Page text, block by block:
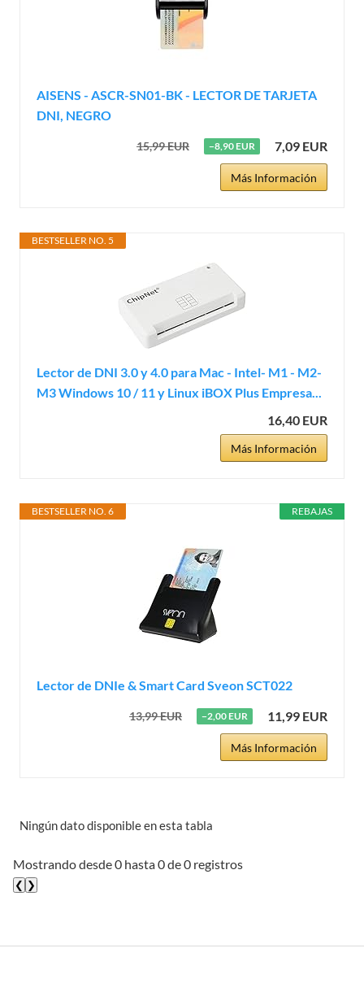
AISENS - ASCR-SN01-BK - LECTOR DE TARJETA
DNI, NEGRO
15,99 EUR −8,90 EUR 7,09 EUR
Más Información
BESTSELLER NO. 5
Lector de DNI 3.0 y 4.0 para Mac - Intel- M1 - M2-
M3 Windows 10 / 11 y Linux iBOX Plus Empresa...
16,40 EUR
Más Información
REBAJAS
BESTSELLER NO. 6
Lector de DNIe & Smart Card Sveon SCT022
13,99 EUR −2,00 EUR 11,99 EUR
Más Información
Ningún dato disponible en esta tabla
Mostrando desde 0 hasta 0 de 0 registros
❮ ❯